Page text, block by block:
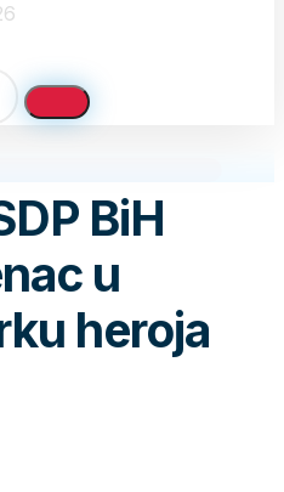
BiH
u
heroja